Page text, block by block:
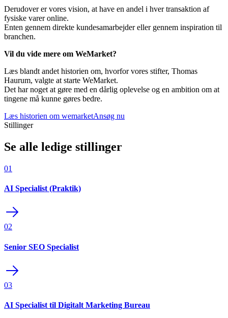
Derudover er vores vision, at have en andel i hver transaktion af
fysiske varer online.
Enten gennem direkte kundesamarbejder eller gennem inspiration til
branchen.
Vil du vide mere om WeMarket?
Læs blandt andet historien om, hvorfor vores stifter, Thomas
Haurum, valgte at starte WeMarket.
Det har noget at gøre med en dårlig oplevelse og en ambition om at
tingene må kunne gøres bedre.
Læs historien om wemarketAnsøg nu
Stillinger
Se alle ledige stillinger
01
AI Specialist (Praktik)
02
Senior SEO Specialist
03
AI Specialist til Digitalt Marketing Bureau